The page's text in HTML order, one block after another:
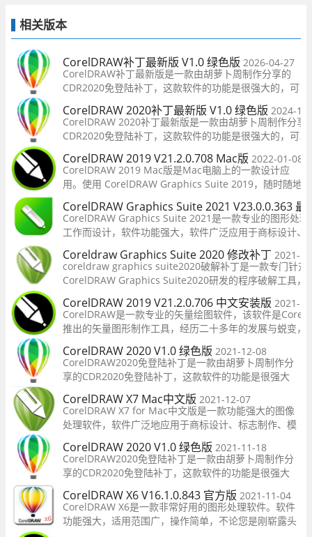
相关版本
CorelDRAW补丁最新版 V1.0 绿色版 2026-04-27
CorelDRAW补丁最新版是一款由胡萝卜周制作分享的
CDR2020免登陆补丁，这款软件的功能是很强大的，可
以一键快速对软件登录界面进行清除，这样就能够大大
提升软件的加载速度。让你可以快速的使用，提升工作
效率，有需要的用户快来下载吧！
CorelDRAW 2020补丁最新版 V1.0 绿色版 2024-
CorelDRAW 2020补丁最新版是一款由胡萝卜周制作分享
CDR2020免登陆补丁，这款软件的功能是很强大的，可以
键快速对软件登录界面进行清除，这样就能够大大提升软
的加载速度。让你可以快速的使用，提升工作效率，有需
的用户快来下载吧！
CorelDRAW 2019 V21.2.0.708 Mac版 2022-01-08
CorelDRAW 2019 Mac版是Mac电脑上的一款设计应
用。使用 CorelDRAW Graphics Suite 2019，随时随地
百万仰赖CorelDRAW Graphics Suite 的艺术家、设计
者及小型企业主一样，大胆展现真我，交付出众的创意
作品。
CorelDRAW Graphics Suite 2021 V23.0.0.363 最
CorelDRAW Graphics Suite 2021是一款专业的图形处理
工作而设计，软件功能强大，软件广泛应用于商标设计、
设计、CIS设计、产品包装造型设计、模型绘制、插图描
计、印刷制版、排版及分色输出等诸多领域，有需
Coreldraw Graphics Suite 2020 修改补丁 2021-
coreldraw graphics suite2020破解补丁是一款专门针对
CorelDRAW Graphics Suite2020研发的程序破解工具，
软件的功能是很强大的，在这用户可以一键处理自己想要
形，操作简单，非常的便捷，有需要的用户快来下载吧！
CorelDRAW 2019 V21.2.0.706 中文安装版 2021-
CorelDRAW是一款专业的矢量绘图软件，该软件是Corel
推出的矢量图形制作工具，经历二十多年的发展与蜕变，
CorelDRAW Graphics Suite系列又有了新的突破，其完
内容环境和强大的平面设计功能为设计师提供充分的施展
台，是矢量绘图、版面设计、网站设计
CorelDRAW 2020 V1.0 绿色版 2021-12-08
CorelDRAW2020免登陆补丁是一款由胡萝卜周制作分
享的CDR2020免登陆补丁，这款软件的功能是很强大
的，可以一键快速对软件登录界面进行清除，这样就能
够大大提升软件的加载速度。让你可以快速的使用，提
升工作效率，有需要的用户快来下载吧！
CorelDRAW X7 Mac中文版 2021-12-07
CorelDRAW X7 for Mac中文版是一款功能强大的图像
处理软件，软件广泛地应用于商标设计、标志制作、模
型绘制、插图描画、排版及分色输出等等诸多领域。不
管你是设计领域的新手还是老手，它都能帮助你将你的
绘画设计更上一层楼，新手不用担心你不会操作，它的
操
CorelDRAW 2020 V1.0 绿色版 2021-11-18
CorelDRAW2020免登陆补丁是一款由胡萝卜周制作分
享的CDR2020免登陆补丁，这款软件的功能是很强大
的，可以一键快速对软件登录界面进行清除，这样就能
够大大提升软件的加载速度。让你可以快速的使用，提
升工作效率，有需要的用户快来下载吧！
CorelDRAW X6 V16.1.0.843 官方版 2021-11-04
CorelDRAW X6是一款非常好用的图形处理软件。软件
功能强大，适用范围广，操作简单，不论您是刚崭露头